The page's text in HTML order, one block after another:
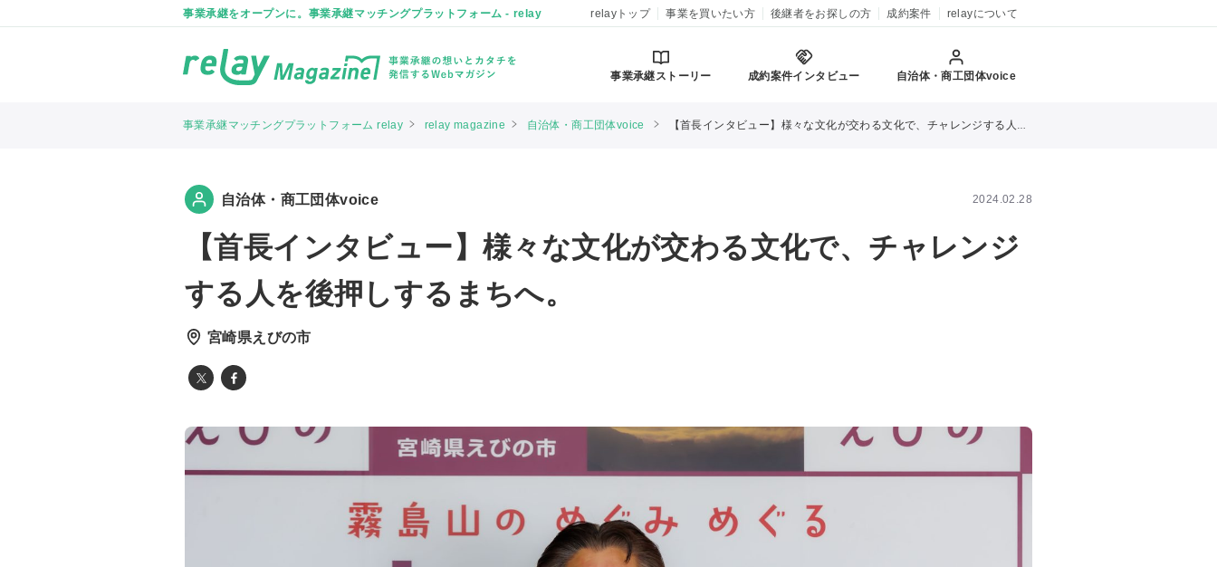
事業承継をオープンに。事業承継マッチングプラットフォーム - relay relayトップ 事業を買いたい方 後継者をお探しの方 成約案件 relayについて
事業承継ストーリー 成約案件インタビュー 自治体・商工団体voice
事業承継マッチングプラットフォーム relay relay magazine 自治体・商工団体voice 【首長インタビュー】様々な文化が交わる文化で、チャレンジする人を後押しするまちへ。
自治体・商工団体voice 2024.02.28
【首長インタビュー】様々な文化が交わる文化で、チャレンジ
する人を後押しするまちへ。
宮崎県えびの市